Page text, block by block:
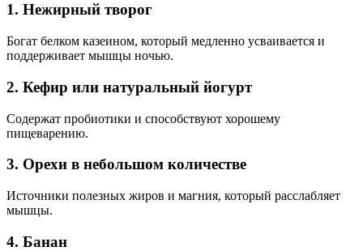
1. Нежирный творог
Богат белком казеином, который медленно усваивается и
поддерживает мышцы ночью.
2. Кефир или натуральный йогурт
Содержат пробиотики и способствуют хорошему
пищеварению.
3. Орехи в небольшом количестве
Источники полезных жиров и магния, который расслабляет
мышцы.
4. Банан